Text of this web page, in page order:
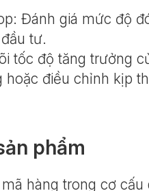
Đánh giá mức độ
tư.
tốc độ tăng trưởng
điều chỉnh kịp
phẩm
hàng trong cơ cấu